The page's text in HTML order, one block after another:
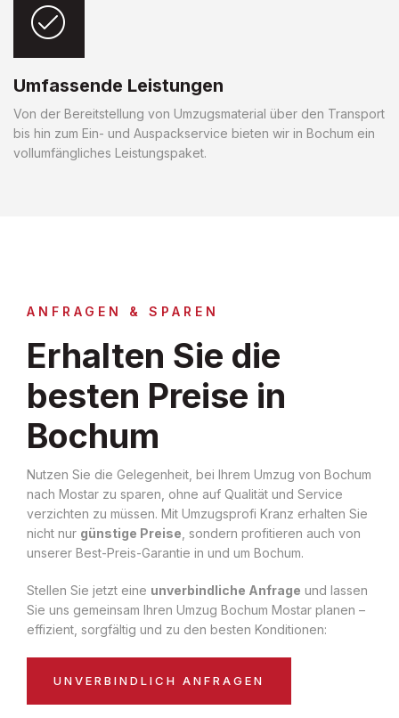
Umfassende Leistungen
Von der Bereitstellung von Umzugsmaterial über den Transport
bis hin zum Ein- und Auspackservice bieten wir in Bochum ein
vollumfängliches Leistungspaket.
ANFRAGEN & SPAREN
Erhalten Sie die
besten Preise in
Bochum
Nutzen Sie die Gelegenheit, bei Ihrem Umzug von Bochum
nach Mostar zu sparen, ohne auf Qualität und Service
verzichten zu müssen. Mit Umzugsprofi Kranz erhalten Sie
nicht nur günstige Preise , sondern profitieren auch von
unserer Best-Preis-Garantie in und um Bochum.
Stellen Sie jetzt eine unverbindliche Anfrage und lassen
Sie uns gemeinsam Ihren Umzug Bochum Mostar planen –
effizient, sorgfältig und zu den besten Konditionen:
UNVERBINDLICH ANFRAGEN